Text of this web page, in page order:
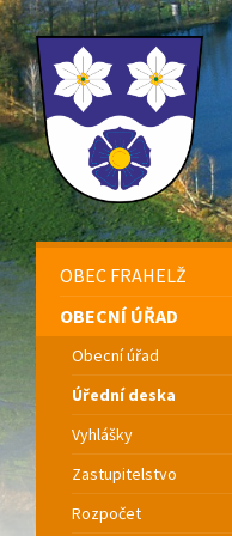
OBEC FRAHELŽ
OBECNÍ ÚŘAD
Obecní úřad
Úřední deska
Vyhlášky
Zastupitelstvo
Rozpočet